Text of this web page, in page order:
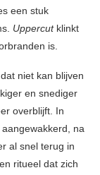
een stuk
Uppercutklinkt
is.
niet kan blijven
en snediger
overblijft. In
na
al snel terug in
ritueel dat zich